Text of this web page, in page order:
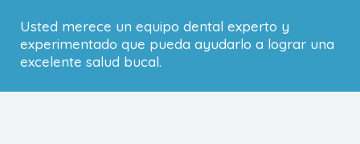
Usted merece un equipo dental experto y
experimentado que pueda ayudarlo a lograr una
excelente salud bucal.